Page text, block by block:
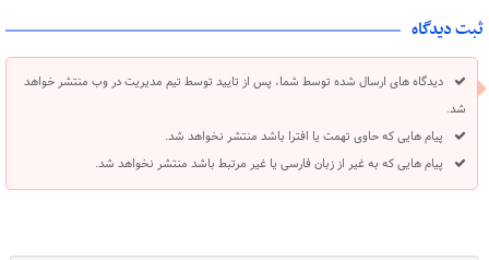
ثبت دیدگاه
دیدگاه های ارسال شده توسط شما، پس از تایید توسط تیم مدیریت در وب منتشر خواهد
شد.
پیام هایی که حاوی تهمت یا افترا باشد منتشر نخواهد شد.
پیام هایی که به غیر از زبان فارسی یا غیر مرتبط باشد منتشر نخواهد شد.